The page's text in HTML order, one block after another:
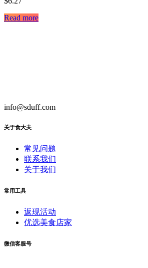
Read more
info@sduff.com
关于食大夫
常见问题
联系我们
关于我们
常用工具
返现活动
优选美食店家
微信客服号